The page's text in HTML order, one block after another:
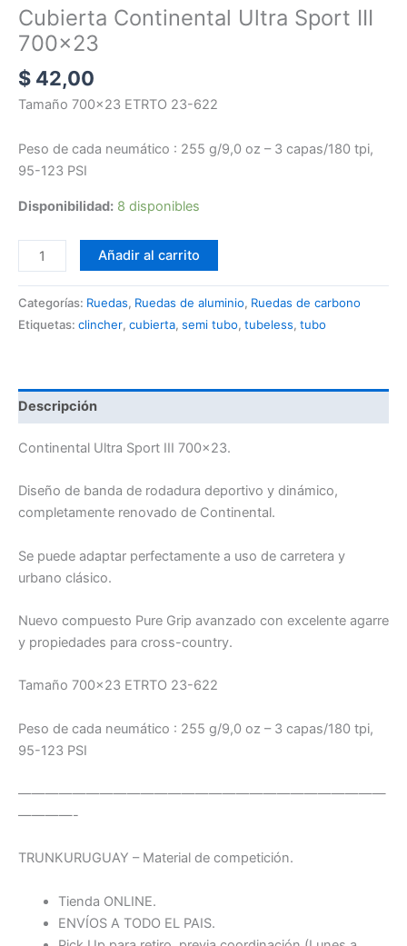
Cubierta Continental Ultra Sport III
700×23
$ 42,00
Tamaño 700×23 ETRTO 23-622
Peso de cada neumático : 255 g/9,0 oz – 3 capas/180 tpi,
95-123 PSI
Disponibilidad: 8 disponibles
Añadir al carrito
Categorías: Ruedas, Ruedas de aluminio, Ruedas de carbono
Etiquetas: clincher, cubierta, semi tubo, tubeless, tubo
Descripción
Continental Ultra Sport III 700×23.
Diseño de banda de rodadura deportivo y dinámico,
completamente renovado de Continental.
Se puede adaptar perfectamente a uso de carretera y
urbano clásico.
Nuevo compuesto Pure Grip avanzado con excelente agarre
y propiedades para cross-country.
Tamaño 700×23 ETRTO 23-622
Peso de cada neumático : 255 g/9,0 oz – 3 capas/180 tpi,
95-123 PSI
———————————————————————————
————-
TRUNKURUGUAY – Material de competición.
Tienda ONLINE.
ENVÍOS A TODO EL PAIS.